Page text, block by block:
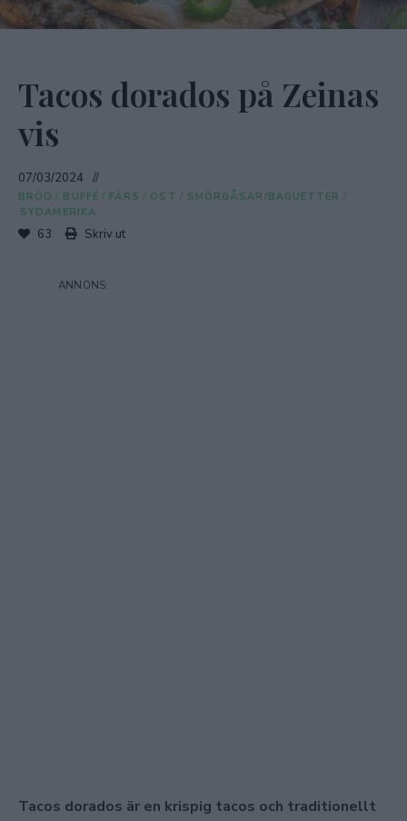
Tacos dorados på Zeinas
vis
07/03/2024
BRÖD / BUFFÉ / FÄRS / OST / SMÖRGÅSAR/BAGUETTER /
SYDAMERIKA
63 Skriv ut
Tacos dorados är en krispig tacos och traditionellt